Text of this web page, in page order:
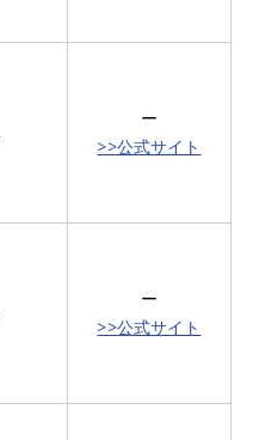
ー
>>公式サイト
ー
>>公式サイト